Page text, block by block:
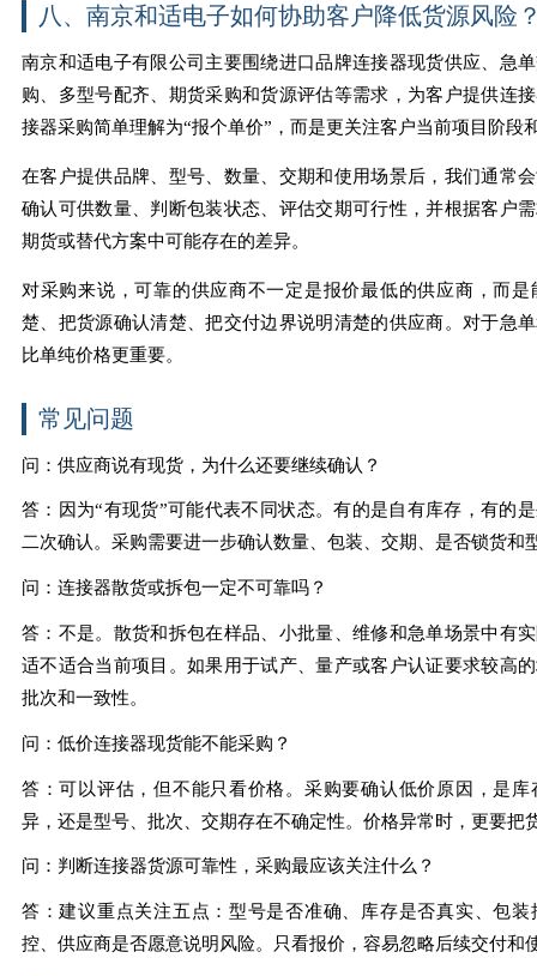
八、南京和适电子如何协助客户降低货源风险
南京和适电子有限公司主要围绕进口品牌连接器现货供应、急
购、多型号配齐、期货采购和货源评估等需求，为客户提供连
接器采购简单理解为“报个单价”，而是更关注客户当前项目阶段
在客户提供品牌、型号、数量、交期和使用场景后，我们通常
确认可供数量、判断包装状态、评估交期可行性，并根据客户
期货或替代方案中可能存在的差异。
对采购来说，可靠的供应商不一定是报价最低的供应商，而
楚、把货源确认清楚、把交付边界说明清楚的供应商。对于急
比单纯价格更重要。
常见问题
问：供应商说有现货，为什么还要继续确认？
答：因为“有现货”可能代表不同状态。有的是自有库存，有的
二次确认。采购需要进一步确认数量、包装、交期、是否锁货和
问：连接器散货或拆包一定不可靠吗？
答：不是。散货和拆包在样品、小批量、维修和急单场景中有
适不适合当前项目。如果用于试产、量产或客户认证要求较高
批次和一致性。
问：低价连接器现货能不能采购？
答：可以评估，但不能只看价格。采购要确认低价原因，是
异，还是型号、批次、交期存在不确定性。价格异常时，更要把
问：判断连接器货源可靠性，采购最应该关注什么？
答：建议重点关注五点：型号是否准确、库存是否真实、包
控、供应商是否愿意说明风险。只看报价，容易忽略后续交付和